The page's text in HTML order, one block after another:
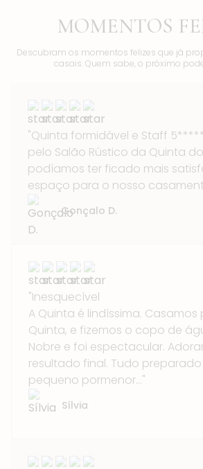
MOMENTOS
Descubram os momentos felizes que já
casais. Quem sabe, o próximo
"Quinta formidável e Staff
pelo Salão Rústico da Quinta
podíamos ter ficado mais
espaço para o nosso
Gonçalo D.
"Inesquecível
A Quinta é lindíssima. Casamos
Quinta, e fizemos o copo de
Nobre e foi espectacular.
resultado final. Tudo
pequeno pormenor..."
Sílvia